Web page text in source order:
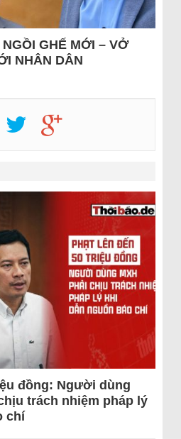
GHẾ MỚI – VỞ
NHÂN DÂN
đồng: Người dùng
trách nhiệm pháp lý
chí